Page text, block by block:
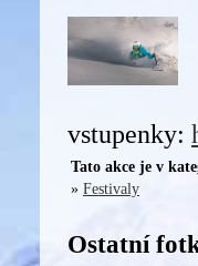
vstupenky:
Tato akce je v
» Festivaly
Ostatní